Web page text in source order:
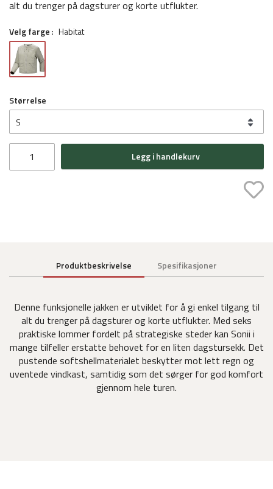
alt du trenger på dagsturer og korte utflukter.
Velg farge Habitat
Størrelse
Legg i handlekurv
Produktbeskrivelse Spesifikasjoner
Denne funksjonelle jakken er utviklet for å gi enkel tilgang til
alt du trenger på dagsturer og korte utflukter. Med seks
praktiske lommer fordelt på strategiske steder kan Sonii i
mange tilfeller erstatte behovet for en liten dagstursekk. Det
pustende softshellmaterialet beskytter mot lett regn og
uventede vindkast, samtidig som det sørger for god komfort
gjennom hele turen.